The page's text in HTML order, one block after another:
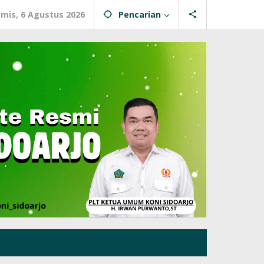
6 Agustus 2026 Pencarian